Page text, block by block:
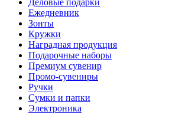
Ежедневник
Зонты
Кружки
Наградная продукция
Подарочные наборы
Премиум сувенир
Промо-сувениры
Ручки
Сумки и папки
Электроника